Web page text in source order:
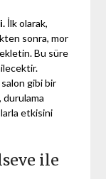
İlk olarak,
sonra, mor
Bu süre
gibi bir
durulama
etkisini
ile